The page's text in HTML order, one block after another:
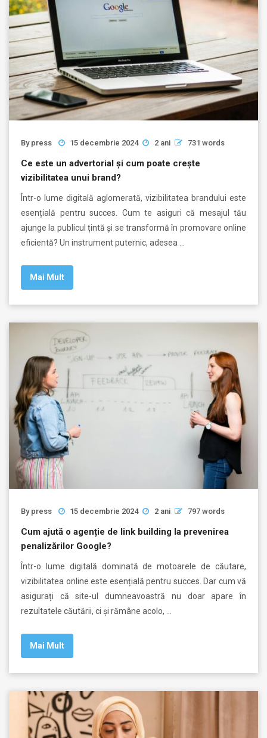
By press 15 decembrie 2024 2 ani 731 words
Ce este un advertorial și cum poate crește
vizibilitatea unui brand?
Într-o lume digitală aglomerată, vizibilitatea brandului este
esențială pentru succes. Cum te asiguri că mesajul tău
ajunge la publicul țintă și se transformă în promovare online
eficientă? Un instrument puternic, adesea …
Mai Mult
By press 15 decembrie 2024 2 ani 797 words
Cum ajută o agenție de link building la prevenirea
penalizărilor Google?
Într-o lume digitală dominată de motoarele de căutare,
vizibilitatea online este esențială pentru succes. Dar cum vă
asigurați că site-ul dumneavoastră nu doar apare în
rezultatele căutării, ci și rămâne acolo, …
Mai Mult